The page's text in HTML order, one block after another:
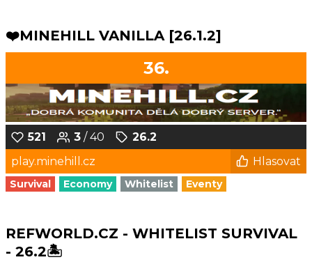
❤️MINEHILL VANILLA [26.1.2]
36.
521 3 / 40
26.2
play.minehill.cz
Hlasovat
Survival Economy Whitelist Eventy
REFWORLD.CZ - WHITELIST SURVIVAL
- 26.2🏝️